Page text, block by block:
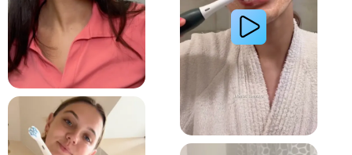
Lire la vidéo : La routine du matin d’une jeune femme avec le système de brosse à dents
Lire la vidéo : Le secret d’une jeune femme